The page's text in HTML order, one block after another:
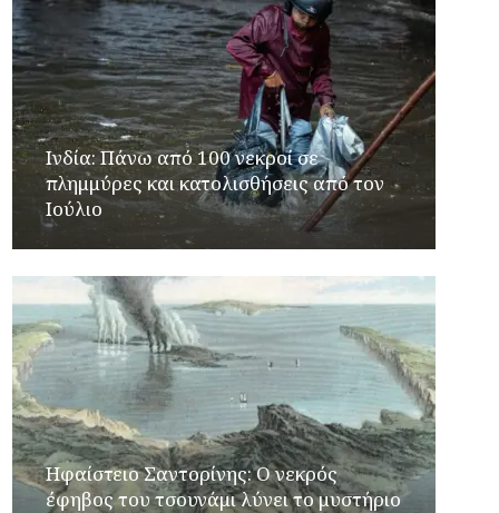
Ινδία: Πάνω από 100 νεκροί σε
πλημμύρες και κατολισθήσεις από τον
Ιούλιο
Ηφαίστειο Σαντορίνης: Ο νεκρός
έφηβος του τσουνάμι λύνει το μυστήριο